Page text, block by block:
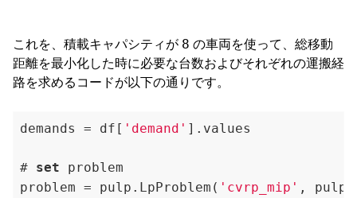
これを、積載キャパシティが 8 の車両を使って、総移動
距離を最小化した時に必要な台数およびそれぞれの運搬経
路を求めるコードが以下の通りです。
demands = df[ 'demand' ].values
# set problem
problem = pulp.LpProblem( 'cvrp_mip' ,